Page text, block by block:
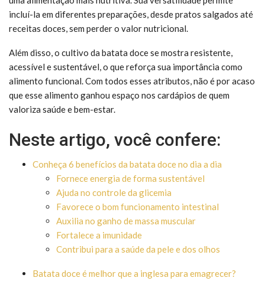
incluí-la em diferentes preparações, desde pratos salgados até
receitas doces, sem perder o valor nutricional.
Além disso, o cultivo da batata doce se mostra resistente,
acessível e sustentável, o que reforça sua importância como
alimento funcional. Com todos esses atributos, não é por acaso
que esse alimento ganhou espaço nos cardápios de quem
valoriza saúde e bem-estar.
Neste artigo, você confere:
Conheça 6 benefícios da batata doce no dia a dia
Fornece energia de forma sustentável
Ajuda no controle da glicemia
Favorece o bom funcionamento intestinal
Auxilia no ganho de massa muscular
Fortalece a imunidade
Contribui para a saúde da pele e dos olhos
Batata doce é melhor que a inglesa para emagrecer?